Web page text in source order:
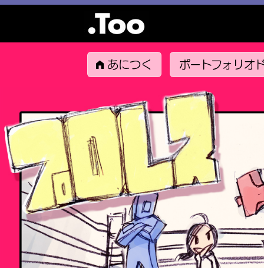
あにつく ポートフォリオ